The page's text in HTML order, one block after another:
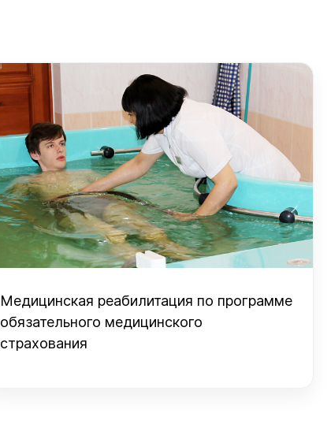
Медицинская реабилитация по программе
обязательного медицинского
страхования